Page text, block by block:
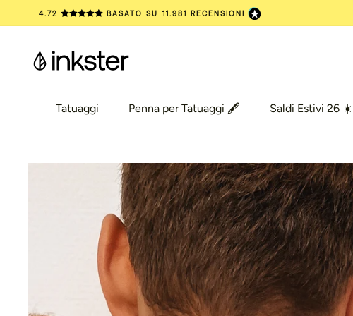
al
4.72 BASATO SU 11.981 RECENSIONI
Tatuaggi
Tatuaggi
Penna per Tatuaggi 🖋️
Penna per Tatuaggi 🖋️
Saldi Estivi 26 ☀️
Saldi Estivi 26 ☀️